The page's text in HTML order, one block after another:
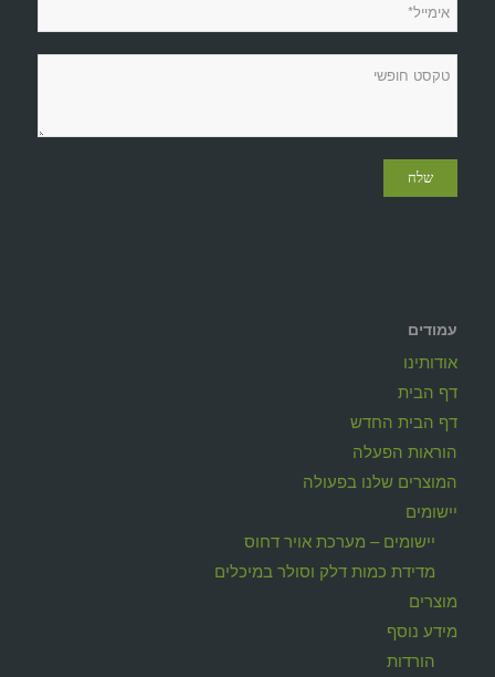
עמודים
אודותינו
דף הבית
דף הבית החדש
הוראות הפעלה
המוצרים שלנו בפעולה
יישומים
יישומים – מערכת אויר דחוס
מדידת כמות דלק וסולר במיכלים
מוצרים
מידע נוסף
הורדות